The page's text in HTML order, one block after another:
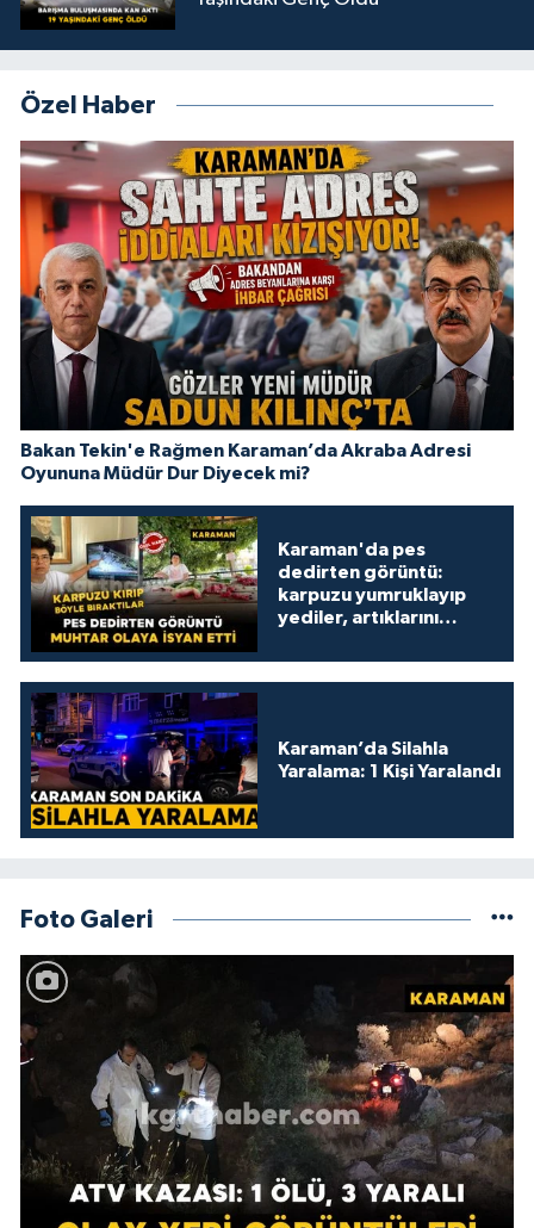
Özel Haber
Bakan Tekin'e Rağmen Karaman’da Akraba Adresi
Oyununa Müdür Dur Diyecek mi?
Karaman'da pes
dedirten görüntü:
karpuzu yumruklayıp
yediler, artıklarını
Karaman’da Silahla
Yaralama: 1 Kişi Yaralandı
Foto Galeri